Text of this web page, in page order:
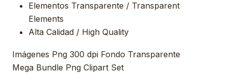
Elementos Transparente / Transparent
Elements
Alta Calidad / High Quality
Imágenes Png 300 dpi Fondo Transparente
Mega Bundle Png Clipart Set